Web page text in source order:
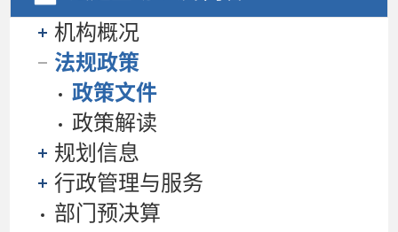
机构概况
法规政策
政策文件
政策解读
规划信息
行政管理与服务
部门预决算